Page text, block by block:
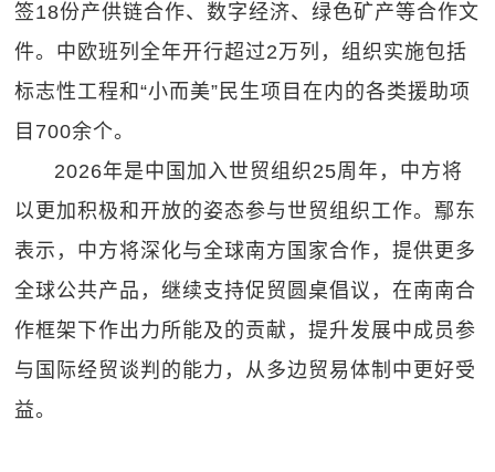
签18份产供链合作、数字经济、绿色矿产等合作文
件。中欧班列全年开行超过2万列，组织实施包括
标志性工程和“小而美”民生项目在内的各类援助项
目700余个。
2026年是中国加入世贸组织25周年，中方将
以更加积极和开放的姿态参与世贸组织工作。鄢东
表示，中方将深化与全球南方国家合作，提供更多
全球公共产品，继续支持促贸圆桌倡议，在南南合
作框架下作出力所能及的贡献，提升发展中成员参
与国际经贸谈判的能力，从多边贸易体制中更好受
益。